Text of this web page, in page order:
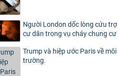
Người London dốc lòng cứu trợ
cư dân trong vụ cháy chung cư
Trump và hiệp ước Paris về môi
trường.